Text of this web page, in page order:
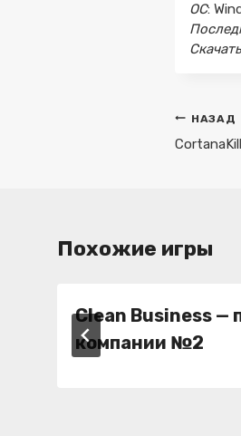
ОС:
по
НАЗАД
Похожие игры
Clean Business —
компании №2